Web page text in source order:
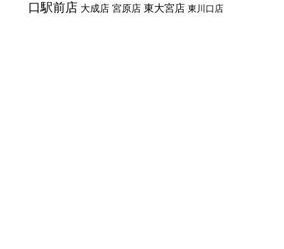
口駅前店 大成店 宮原店 東大宮店 東川口店